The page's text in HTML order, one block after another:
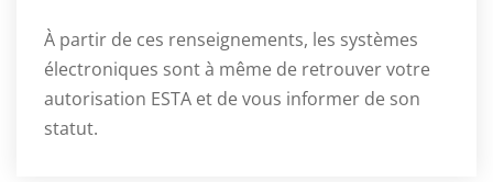
À partir de ces renseignements, les systèmes
électroniques sont à même de retrouver votre
autorisation ESTA et de vous informer de son
statut.